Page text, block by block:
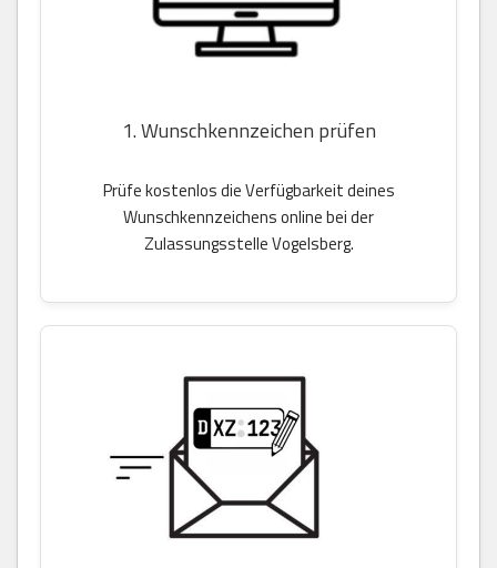
1. Wunschkennzeichen prüfen
Prüfe kostenlos die Verfügbarkeit deines
Wunschkennzeichens online bei der
Zulassungsstelle Vogelsberg.